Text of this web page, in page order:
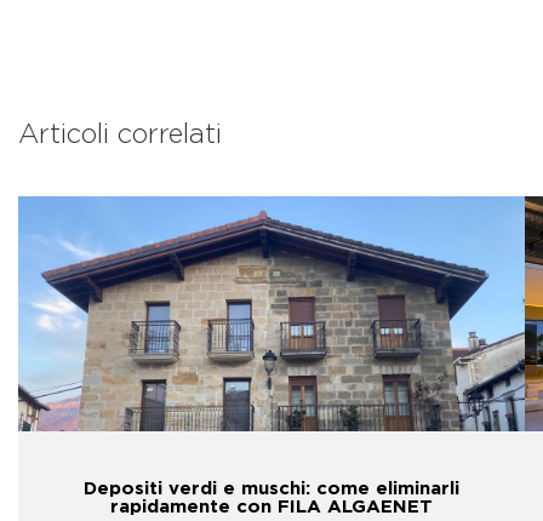
Articoli correlati
Depositi verdi e muschi: come eliminarli
rapidamente con FILA ALGAENET